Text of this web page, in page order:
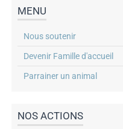
MENU
Nous soutenir
Devenir Famille d'accueil
Parrainer un animal
NOS ACTIONS